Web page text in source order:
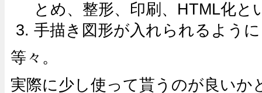
とめ、整形、印刷、HTML化
手描き図形が入れられるよう
等々。
実際に少し使って貰うのが良い